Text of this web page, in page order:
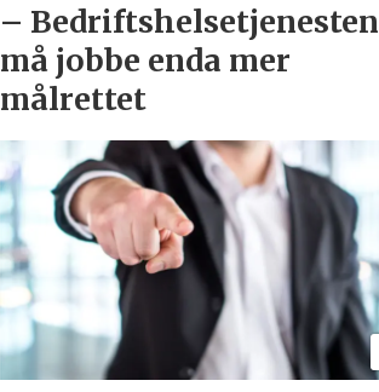
– Bedriftshelse­tjenesten
må jobbe enda mer
målrettet